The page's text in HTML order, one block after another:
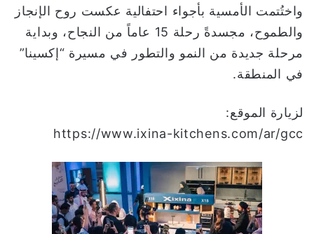
واختُتمت الأمسية بأجواء احتفالية عكست روح الإنجاز
والطموح، مجسدةً رحلة 15 عاماً من النجاح، وبداية
مرحلة جديدة من النمو والتطور في مسيرة “إكسينا”
في المنطقة.
لزيارة الموقع:
https://www.ixina-kitchens.com/ar/gcc